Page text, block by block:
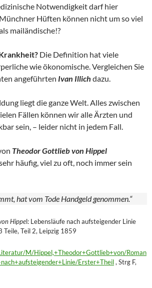
Notwendigkeit darf hier
Hüften können nicht um so viel
mailändische!?
Die Definition hat viele
wie ökonomische. Vergleichen Sie
angeführten Ivan Illich dazu.
liegt die ganze Welt. Alles zwischen
Fällen können wir alle Ärzten und
sein, – leider nicht in jedem Fall.
Theodor Gottlieb von Hippel
häufig, viel zu oft, noch immer sein
hat vom Tode Handgeld genommen.“
Hippel: Lebensläufe nach aufsteigender Linie
Teile, Teil 2, Leipzig 1859
M/Hippel,+Theodor+Gottlieb+von/Roman
Erster+Theil, Strg F,